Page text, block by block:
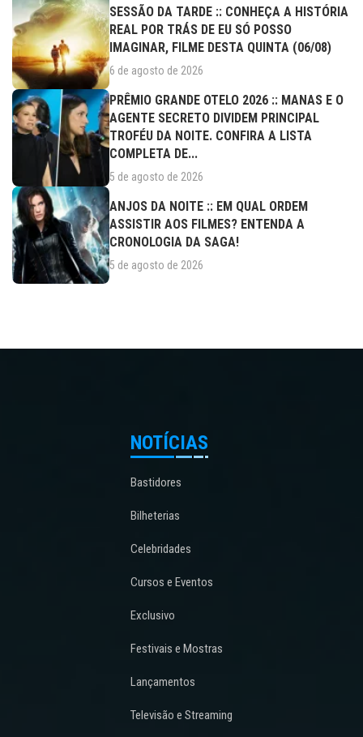
SESSÃO DA TARDE :: CONHEÇA A HISTÓRIA
REAL POR TRÁS DE EU SÓ POSSO
IMAGINAR, FILME DESTA QUINTA (06/08)
6 de agosto de 2026
PRÊMIO GRANDE OTELO 2026 :: MANAS E O
AGENTE SECRETO DIVIDEM PRINCIPAL
TROFÉU DA NOITE. CONFIRA A LISTA
COMPLETA DE...
5 de agosto de 2026
ANJOS DA NOITE :: EM QUAL ORDEM
ASSISTIR AOS FILMES? ENTENDA A
CRONOLOGIA DA SAGA!
5 de agosto de 2026
NOTÍCIAS
Bastidores
Bilheterias
Celebridades
Cursos e Eventos
Exclusivo
Festivais e Mostras
Lançamentos
Televisão e Streaming